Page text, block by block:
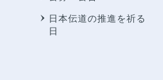
日本伝道の推進を祈る
日